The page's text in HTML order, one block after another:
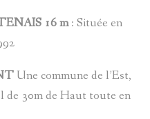
16 m: Située en
Une commune de l’Est,
de 30m de Haut toute en